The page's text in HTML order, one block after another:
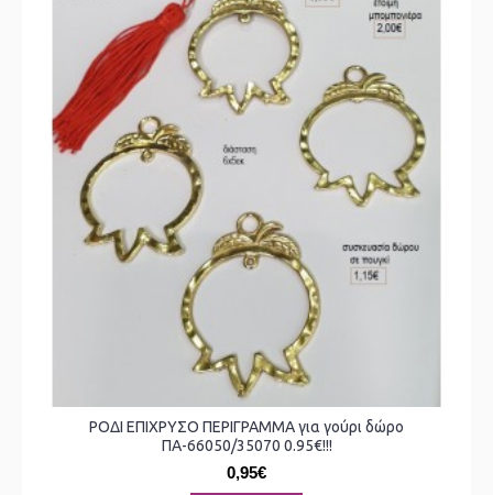
ΡΟΔΙ ΕΠΙΧΡΥΣΟ ΠΕΡΙΓΡΑΜΜΑ για γούρι δώρο
ΠΑ-66050/35070 0.95€!!!
0,95€